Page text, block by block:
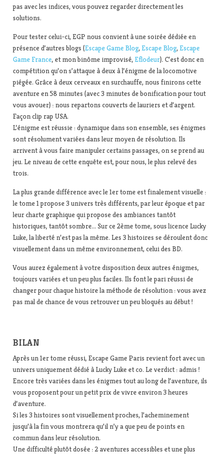
pas avec les indices, vous pouvez regarder directement les
solutions.
Pour tester celui-ci, EGP nous convient à une soirée dédiée en
présence d’autres blogs (Escape Game Blog, Escape Blog, Escape
Game France, et mon binôme improvisé, Eflodeur). C’est donc en
compétition qu’on s’attaque à deux à l’énigme de la locomotive
piégée. Grâce à deux cerveaux en surchauffe, nous finirons cette
aventure en 58 minutes (avec 3 minutes de bonification pour tout
vous avouer) : nous repartons couverts de lauriers et d’argent.
Façon clip rap USA.
L’énigme est réussie : dynamique dans son ensemble, ses énigmes
sont résolument variées dans leur moyen de résolution. Ils
arrivent à vous faire manipuler certains passages, on se prend au
jeu. Le niveau de cette enquête est, pour nous, le plus relevé des
trois.
La plus grande différence avec le 1er tome est finalement visuelle :
le tome 1 propose 3 univers très différents, par leur époque et par
leur charte graphique qui propose des ambiances tantôt
historiques, tantôt sombre… Sur ce 2ème tome, sous licence Lucky
Luke, la liberté n’est pas la même. Les 3 histoires se déroulent donc
visuellement dans un même environnement, celui des BD.
Vous aurez également à votre disposition deux autres énigmes,
toujours variées et un peu plus faciles. Ils font le pari réussi de
changer pour chaque histoire la méthode de résolution : vous avez
pas mal de chance de vous retrouver un peu bloqués au début !
BILAN
Après un 1er tome réussi, Escape Game Paris revient fort avec un
univers uniquement dédié à Lucky Luke et co. Le verdict : admis !
Encore très variées dans les énigmes tout au long de l’aventure, ils
vous proposent pour un petit prix de vivre environ 3 heures
d’aventure.
Si les 3 histoires sont visuellement proches, l’acheminement
jusqu’à la fin vous montrera qu’il n’y a que peu de points en
commun dans leur résolution.
Une difficulté plutôt dosée : 2 aventures accessibles et une plus